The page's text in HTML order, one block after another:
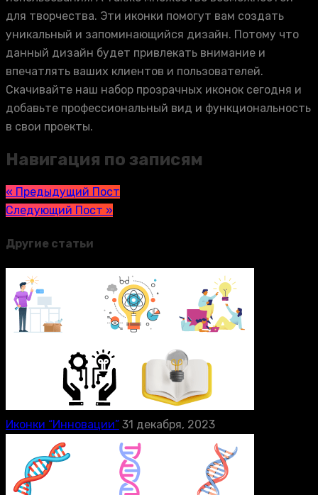
для творчества. Эти иконки помогут вам создать
уникальный и запоминающийся дизайн. Потому что
данный дизайн будет привлекать внимание и
впечатлять ваших клиентов и пользователей.
Скачивайте наш набор прозрачных иконок сегодня и
добавьте профессиональный вид и функциональность
в свои проекты.
Навигация по записям
« Предыдущий Пост
Следующий Пост »
Другие статьи
Иконки “Инновации” 31 декабря, 2023